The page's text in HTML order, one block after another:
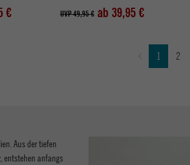
€ UVP 49,95 € ab 39,95 €
1 2
Aus der tiefen
entstehen anfangs